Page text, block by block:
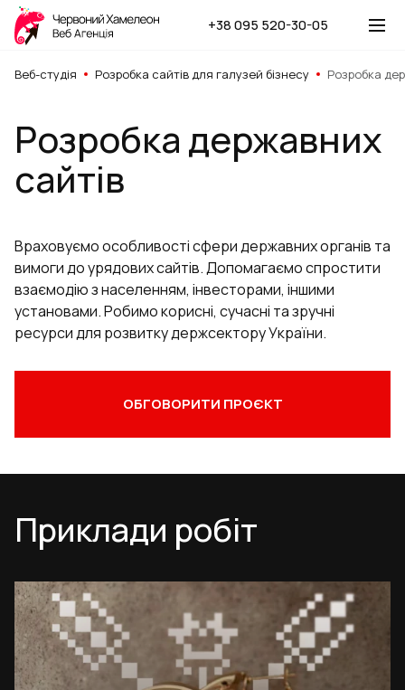
+38 095 520-30-05
Веб-студія Розробка сайтів для галузей бізнесу Розробка
Розробка державних
сайтів
Враховуємо особливості сфери державних органів та
вимоги до урядових сайтів. Допомагаємо спростити
взаємодію з населенням, інвесторами, іншими
установами. Робимо корисні, сучасні та зручні
ресурси для розвитку держсектору України.
ОБГОВОРИТИ ПРОЄКТ
Приклади робіт